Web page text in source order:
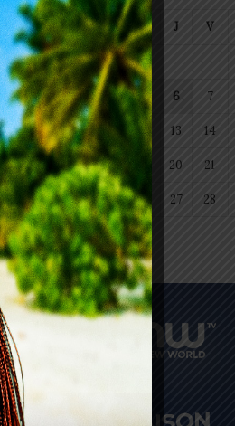
L M M J V
3 4 5 6 7
10 11 12 13 14
17 18 20 21
24 25 26 27 28
31
« Juil